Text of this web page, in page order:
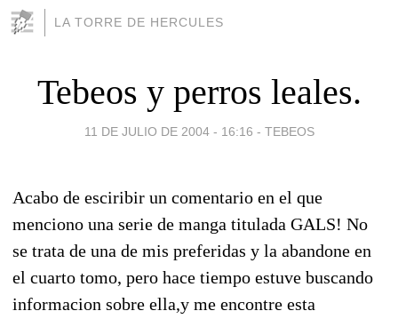
LA TORRE DE HERCULES
Tebeos y perros leales.
11 DE JULIO DE 2004 - 16:16 - TEBEOS
Acabo de esciribir un comentario en el que
menciono una serie de manga titulada GALS! No
se trata de una de mis preferidas y la abandone en
el cuarto tomo, pero hace tiempo estuve buscando
informacion sobre ella,y me encontre esta